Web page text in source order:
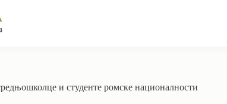
и студенте ромске националности